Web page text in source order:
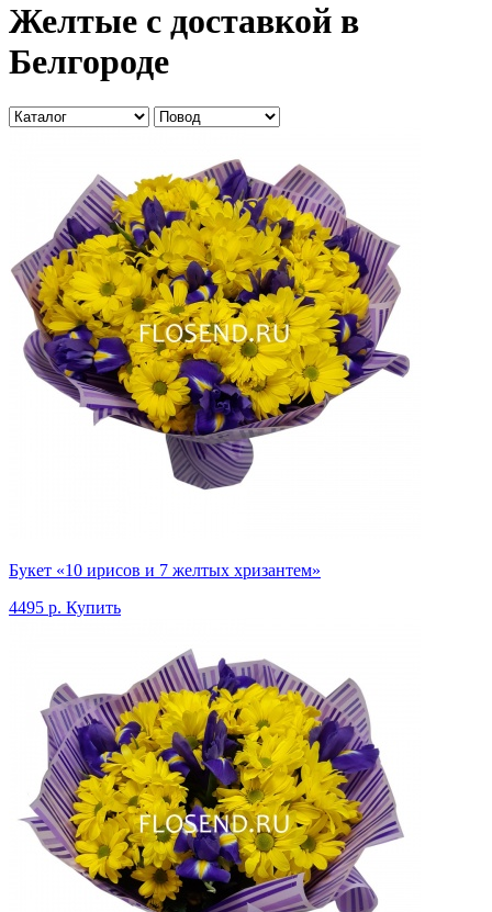
Желтые с доставкой в
Белгороде
Букет «10 ирисов и 7 желтых хризантем»
4495 р. Купить